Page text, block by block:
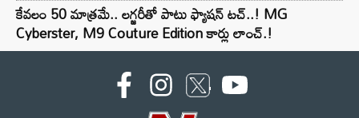
కేవలం 50 మాత్రమే.. లగ్జరీతో పాటు ఫ్యాషన్ టచ్..! MG
Cyberster, M9 Couture Edition కార్లు లాంచ్.!